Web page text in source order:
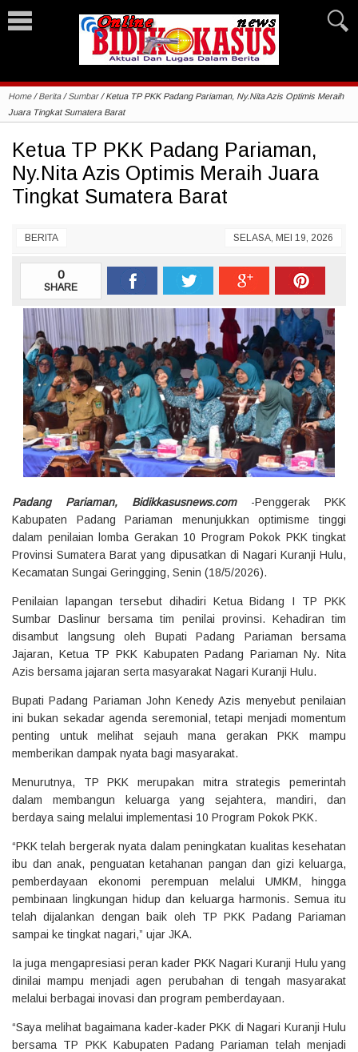
Home/Berita/Sumbar/Ketua TP PKK Padang Pariaman, Ny.Nita Azis Optimis Meraih
Juara Tingkat Sumatera Barat
Ketua TP PKK Padang Pariaman,
Ny.Nita Azis Optimis Meraih Juara
Tingkat Sumatera Barat
BERITA SELASA, MEI 19, 2026
0
SHARE
Padang Pariaman, Bidikkasusnews.com-Penggerak PKK
Kabupaten Padang Pariaman menunjukkan optimisme tinggi
dalam penilaian lomba Gerakan 10 Program Pokok PKK tingkat
Provinsi Sumatera Barat yang dipusatkan di Nagari Kuranji Hulu,
Kecamatan Sungai Geringging, Senin (18/5/2026).
Penilaian lapangan tersebut dihadiri Ketua Bidang I TP PKK
Sumbar Daslinur bersama tim penilai provinsi. Kehadiran tim
disambut langsung oleh Bupati Padang Pariaman bersama
Jajaran, Ketua TP PKK Kabupaten Padang Pariaman Ny. Nita
Azis bersama jajaran serta masyarakat Nagari Kuranji Hulu.
Bupati Padang Pariaman John Kenedy Azis menyebut penilaian
ini bukan sekadar agenda seremonial, tetapi menjadi momentum
penting untuk melihat sejauh mana gerakan PKK mampu
memberikan dampak nyata bagi masyarakat.
Menurutnya, TP PKK merupakan mitra strategis pemerintah
dalam membangun keluarga yang sejahtera, mandiri, dan
berdaya saing melalui implementasi 10 Program Pokok PKK.
“PKK telah bergerak nyata dalam peningkatan kualitas kesehatan
ibu dan anak, penguatan ketahanan pangan dan gizi keluarga,
pemberdayaan ekonomi perempuan melalui UMKM, hingga
pembinaan lingkungan hidup dan keluarga harmonis. Semua itu
telah dijalankan dengan baik oleh TP PKK Padang Pariaman
sampai ke tingkat nagari,” ujar JKA.
Ia juga mengapresiasi peran kader PKK Nagari Kuranji Hulu yang
dinilai mampu menjadi agen perubahan di tengah masyarakat
melalui berbagai inovasi dan program pemberdayaan.
“Saya melihat bagaimana kader-kader PKK di Nagari Kuranji Hulu
bersama TP PKK Kabupaten Padang Pariaman telah menjadi